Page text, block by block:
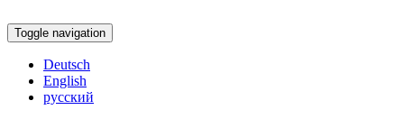
Toggle navigation
Deutsch
English
русский